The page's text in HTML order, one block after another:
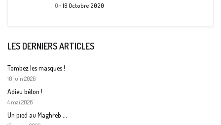
On 19 Octobre 2020
LES DERNIERS ARTICLES
Tombez les masques !
10 juin 2026
Adieu béton !
4 mai 2026
Un pied au Maghreb …